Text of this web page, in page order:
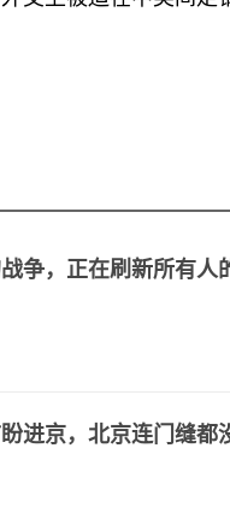
争，正在刷新所有人
进京，北京连门缝都